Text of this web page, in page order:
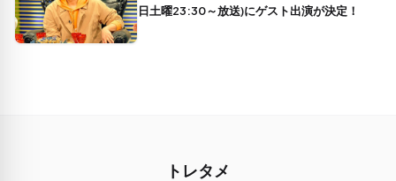
日土曜23:30～放送)にゲスト出演が決定！
トレタメ